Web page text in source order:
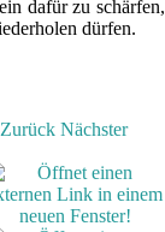
dafür zu schärfen,
dürfen.
Zurück Nächster